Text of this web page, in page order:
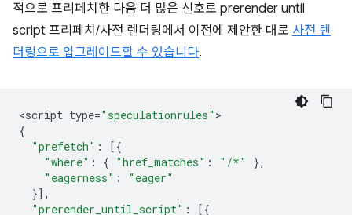
적으로 프리페치한 다음 더 많은 신호로 prerender until
script 프리페치/사전 렌더링에서 이전에 제안한 대로 사전 렌
더링으로 업그레이드할 수 있습니다.
<script type="speculationrules"
{
"prefetch" :
[{
"where" : { "href_matches" : "/*"
},
"eagerness" :
"eager"
}],
"prerender_until_script" :
[{